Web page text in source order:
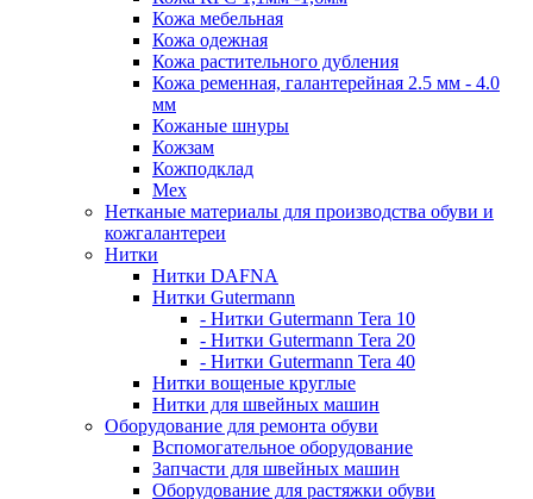
Кожа мебельная
Кожа одежная
Кожа растительного дубления
Кожа ременная, галантерейная 2.5 мм - 4.0
мм
Кожаные шнуры
Кожзам
Кожподклад
Мех
Нетканые материалы для производства обуви и
кожгалантереи
Нитки
Нитки DAFNA
Нитки Gutermann
- Нитки Gutermann Tera 10
- Нитки Gutermann Tera 20
- Нитки Gutermann Tera 40
Нитки вощеные круглые
Нитки для швейных машин
Оборудование для ремонта обуви
Вспомогательное оборудование
Запчасти для швейных машин
Оборудование для растяжки обуви